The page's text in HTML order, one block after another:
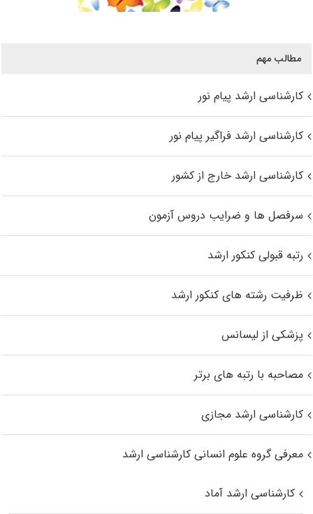
مطالب مهم
کارشناسی ارشد پیام نور
کارشناسی ارشد فراگیر پیام نور
کارشناسی ارشد خارج از کشور
سرفصل ها و ضرایب دروس آزمون
رتبه قبولی کنکور ارشد
ظرفیت رشته های کنکور ارشد
پزشکی از لیسانس
مصاحبه با رتبه های برتر
کارشناسی ارشد مجازی
معرفی گروه علوم انسانی کارشناسی ارشد
کارشناسی ارشد آماد